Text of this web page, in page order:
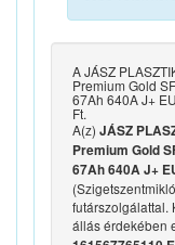
A JÁSZ
Premium Gold
67Ah 640A J+
Ft.
A(z) JÁSZ
Premium Gold
67Ah 640A J+
futárszolgálattal.
állás érdekében